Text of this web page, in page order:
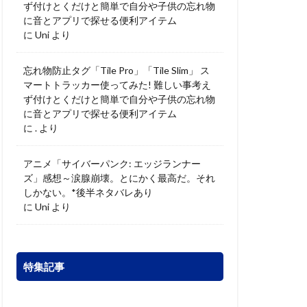
ず付けとくだけと簡単で自分や子供の忘れ物
に音とアプリで探せる便利アイテム
に Uni より
忘れ物防止タグ「Tile Pro」「Tile Slim」 ス
マートトラッカー使ってみた! 難しい事考え
ず付けとくだけと簡単で自分や子供の忘れ物
に音とアプリで探せる便利アイテム
に . より
アニメ「サイバーパンク: エッジランナー
ズ」感想～涙腺崩壊。とにかく最高だ。それ
しかない。*後半ネタバレあり
に Uni より
特集記事